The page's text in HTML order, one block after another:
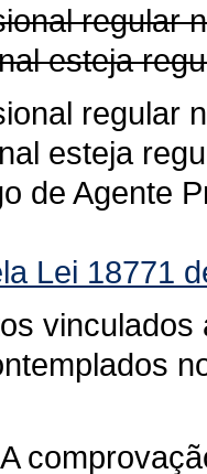
regular
esteja
regular
esteja
de Agente
Lei 18771
A